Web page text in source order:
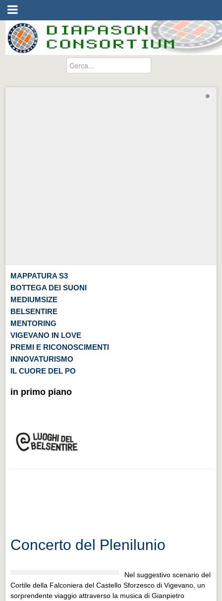
MAPPATURA S3
BOTTEGA DEI SUONI
MEDIUMSIZE
BELSENTIRE
MENTORING
VIGEVANO IN LOVE
PREMI E RICONOSCIMENTI
INNOVATURISMO
IL CUORE DEL PO
in primo piano
Concerto del Plenilunio
Nel suggestivo scenario del
Cortile della Falconiera del Castello Sforzesco di Vigevano, un
sorprendente viaggio attraverso la musica di Gianpietro